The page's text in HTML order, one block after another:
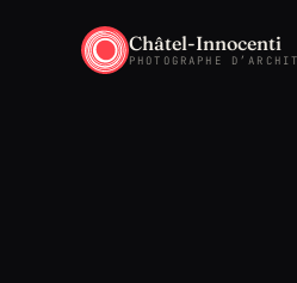
Châtel-Innocenti
PHOTOGRAPHE